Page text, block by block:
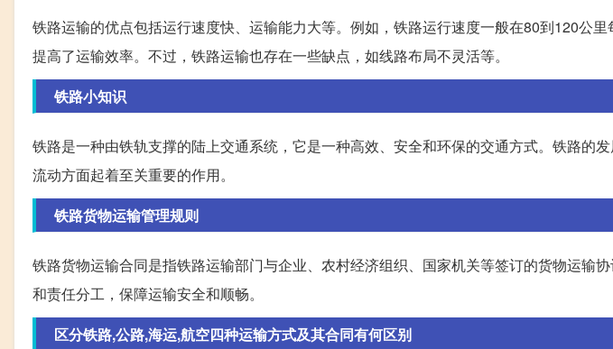
铁路运输的优点包括运行速度快、运输能力大等。例如，铁路运行速度一般在80到120公
提高了运输效率。不过，铁路运输也存在一些缺点，如线路布局不灵活等。
铁路小知识
铁路是一种由铁轨支撑的陆上交通系统，它是一种高效、安全和环保的交通方式。铁路的
流动方面起着至关重要的作用。
铁路货物运输管理规则
铁路货物运输合同是指铁路运输部门与企业、农村经济组织、国家机关等签订的货物运输
和责任分工，保障运输安全和顺畅。
区分铁路,公路,海运,航空四种运输方式及其合同有何区别